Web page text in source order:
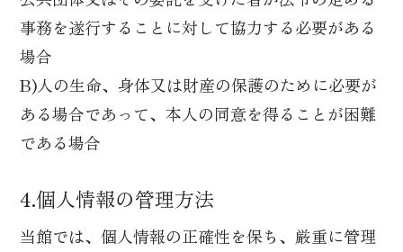
事務を遂行することに対して協力する必要がある
場合
B)人の生命、身体又は財産の保護のために必要が
ある場合であって、本人の同意を得ることが困難
である場合
4.個人情報の管理方法
当館では、個人情報の正確性を保ち、厳重に管理